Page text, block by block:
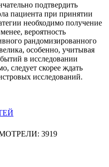
подтвердить
пациента при принятии
необходимо получение
вероятность
рандомизированного
особенно, учитывая
в исследовании
следует скорее ждать
исследований.
3919